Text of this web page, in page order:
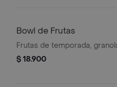
Bowl de Frutas
Frutas de temporada,
$ 18.900